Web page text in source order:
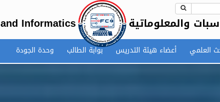
والمعلوماتية Informatics
العلمي أعضاء هيئة التدريس بوابة الطالب وحدة الجودة